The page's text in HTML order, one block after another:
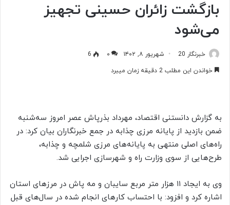
بازگشت زائران حسینی تجهیز
می‌شود
خبرنگار 20 شهریور ۸, ۱۴۰۲ ۰
6
خواندن این مطلب 2 دقیقه زمان میبرد
به گزارش دانستنی اقتصاد، مهرداد بذرپاش عصر امروز سه‌شنبه
ضمن بازدید از پایانه مرزی چذابه در جمع خبرنگاران بیان کرد: در
راه‌های اصلی منتهی به پایانه‌های مرزی شلمچه و چذابه،
طرح‌هایی از سوی وزارت راه و شهرسازی اجرایی شد.
وی به ایجاد ۱۱ هزار متر مربع سایبان و مه پاش در مرزهای استان
اشاره کرد و افزود: با احتساب کارهای انجام شده در سال‌های قبل